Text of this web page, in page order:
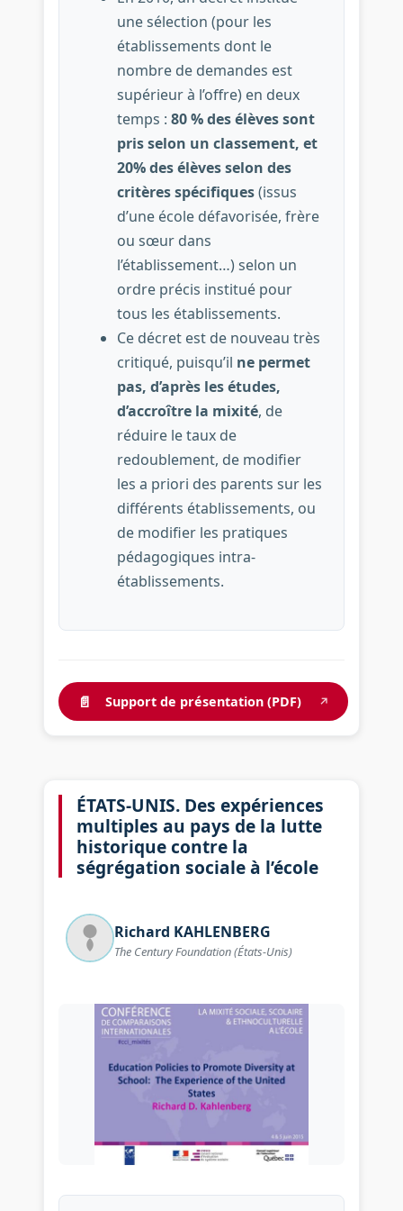
une sélection (pour les
établissements dont le
nombre de demandes est
supérieur à l’offre) en deux
temps : 80 % des élèves sont
pris selon un classement, et
20% des élèves selon des
critères spécifiques(issus
d’une école défavorisée, frère
ou sœur dans
l’établissement…) selon un
ordre précis institué pour
tous les établissements.
Ce décret est de nouveau très
critiqué, puisqu’il ne permet
pas, d’après les études,
d’accroître la mixité, de
réduire le taux de
redoublement, de modifier
les a priori des parents sur les
différents établissements, ou
de modifier les pratiques
pédagogiques intra-
établissements.
📄 Support de présentation (PDF) ↗
ÉTATS-UNIS. Des expériences
multiples au pays de la lutte
historique contre la
ségrégation sociale à l’école
Richard KAHLENBERG
The Century Foundation (États-Unis)
Image illustrant : ÉTATS-